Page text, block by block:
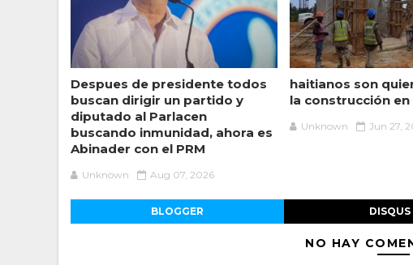
Despues de presidente todos
buscan dirigir un partido y
diputado al Parlacen
buscando inmunidad, ahora es
Abinader con el PRM
Unknown Aug 07, 2026
haitianos son
la construcción en
Unknown Jun 27,
BLOGGER DISQUS
NO HAY